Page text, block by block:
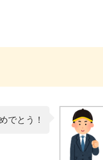
でとう！